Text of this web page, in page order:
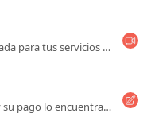
Aprende cómo dejar tu link de videollamada para tus servicios online y acceder a él a través de la Sala de Videollamada
Toda la información de nuestros planes y su pago lo encuentras acá